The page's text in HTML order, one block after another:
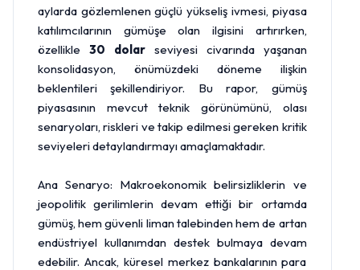
aylarda gözlemlenen güçlü yükseliş ivmesi, piyasa
katılımcılarının gümüşe olan ilgisini artırırken,
özellikle 30 dolarseviyesi civarında yaşanan
konsolidasyon, önümüzdeki döneme ilişkin
beklentileri şekillendiriyor. Bu rapor, gümüş
piyasasının mevcut teknik görünümünü, olası
senaryoları, riskleri ve takip edilmesi gereken kritik
seviyeleri detaylandırmayı amaçlamaktadır.
Ana Senaryo: Makroekonomik belirsizliklerin ve
jeopolitik gerilimlerin devam ettiği bir ortamda
gümüş, hem güvenli liman talebinden hem de artan
endüstriyel kullanımdan destek bulmaya devam
edebilir. Ancak, küresel merkez bankalarının para